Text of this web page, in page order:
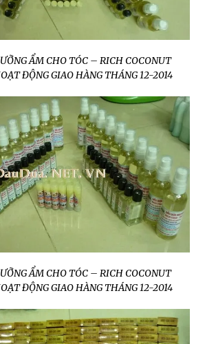
ẨM CHO TÓC – RICH COCONUT
ĐỘNG GIAO HÀNG THÁNG 12-2014
ẨM CHO TÓC – RICH COCONUT
ĐỘNG GIAO HÀNG THÁNG 12-2014